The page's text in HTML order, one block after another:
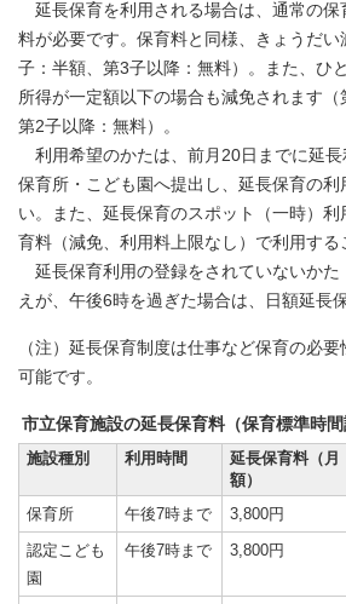
延長保育を利用される場合は、通常の保
料が必要です。保育料と同様、きょうだい
子：半額、第3子以降：無料）。また、ひ
所得が一定額以下の場合も減免されます（
第2子以降：無料）。
利用希望のかたは、前月20日までに延長
保育所・こども園へ提出し、延長保育の利
い。また、延長保育のスポット（一時）
育料（減免、利用料上限なし）で利用する
延長保育利用の登録をされていないかた
えが、午後6時を過ぎた場合は、日額延長
（注）延長保育制度は仕事など保育の必
可能です。
市立保育施設の延長保育料（保育標準時間
施設種別
利用時間
延長保育料（月
額）
保育所
午後7時まで 3,800円
認定こども
園
午後7時まで 3,800円